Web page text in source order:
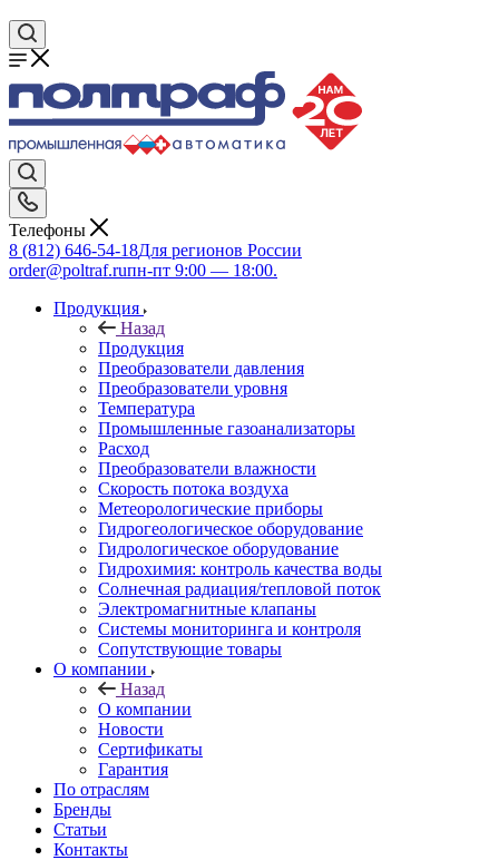
Телефоны
8 (812) 646-54-18Для регионов России
order@poltraf.ruпн-пт 9:00 — 18:00.
Продукция
Назад
Продукция
Преобразователи давления
Преобразователи уровня
Температура
Промышленные газоанализаторы
Расход
Преобразователи влажности
Скорость потока воздуха
Метеорологические приборы
Гидрогеологическое оборудование
Гидрологическое оборудование
Гидрохимия: контроль качества воды
Солнечная радиация/тепловой поток
Электромагнитные клапаны
Системы мониторинга и контроля
Сопутствующие товары
О компании
Назад
О компании
Новости
Сертификаты
Гарантия
По отраслям
Бренды
Статьи
Контакты